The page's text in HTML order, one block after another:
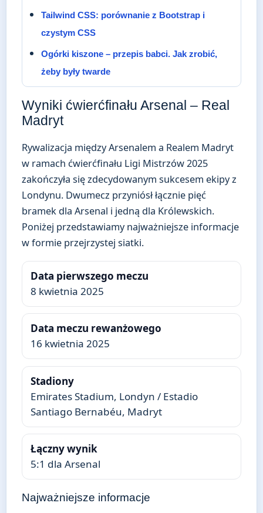
Tailwind CSS: porównanie z Bootstrap i
czystym CSS
Ogórki kiszone – przepis babci. Jak zrobić,
żeby były twarde
Wyniki ćwierćfinału Arsenal – Real
Madryt
Rywalizacja między Arsenalem a Realem Madryt
w ramach ćwierćfinału Ligi Mistrzów 2025
zakończyła się zdecydowanym sukcesem ekipy z
Londynu. Dwumecz przyniósł łącznie pięć
bramek dla Arsenal i jedną dla Królewskich.
Poniżej przedstawiamy najważniejsze informacje
w formie przejrzystej siatki.
Data pierwszego meczu
8 kwietnia 2025
Data meczu rewanżowego
16 kwietnia 2025
Stadiony
Emirates Stadium, Londyn / Estadio
Santiago Bernabéu, Madryt
Łączny wynik
5:1 dla Arsenal
Najważniejsze informacje